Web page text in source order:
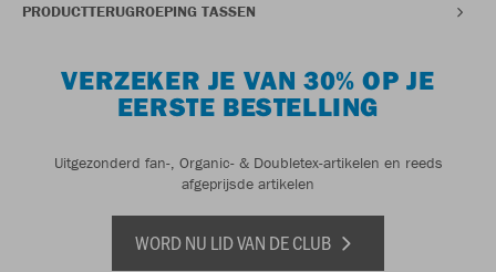
PRODUCTTERUGROEPING TASSEN
VERZEKER JE VAN 30% OP JE
EERSTE BESTELLING
Uitgezonderd fan-, Organic- & Doubletex-artikelen en reeds
afgeprijsde artikelen
WORD NU LID VAN DE CLUB